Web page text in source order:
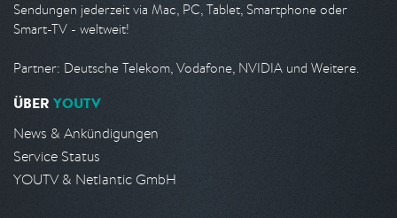
Sendungen jederzeit via Mac, PC, Tablet, Smartphone oder
Smart-TV - weltweit!
Partner: Deutsche Telekom, Vodafone, NVIDIA und Weitere.
ÜBER YOUTV
News & Ankündigungen
Service Status
YOUTV & Netlantic GmbH